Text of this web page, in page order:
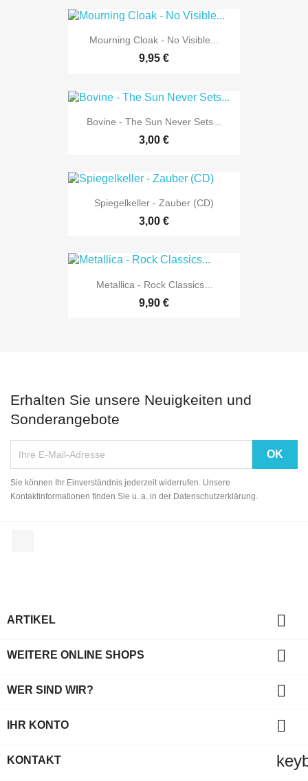
Mourning Cloak - No Visible...
9,95 €
Bovine - The Sun Never Sets...
3,00 €
Spiegelkeller - Zauber (CD)
3,00 €
Metallica - Rock Classics...
9,90 €
Erhalten Sie unsere Neuigkeiten und
Sonderangebote
Sie können Ihr Einverständnis jederzeit widerrufen. Unsere
Kontaktinformationen finden Sie u. a. in der Datenschutzerklärung.
ARTIKEL 
WEITERE ONLINE SHOPS 
WER SIND WIR? 
IHR KONTO 
KONTAKT